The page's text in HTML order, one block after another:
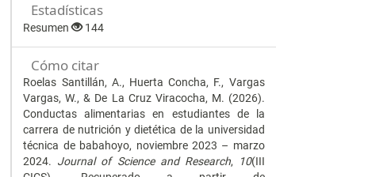
Estadísticas
Resumen 144
Cómo citar
Roelas Santillán, A., Huerta Concha, F., Vargas
Vargas, W., & De La Cruz Viracocha, M. (2026).
Conductas alimentarias en estudiantes de la
carrera de nutrición y dietética de la universidad
técnica de babahoyo, noviembre 2023 – marzo
2024. Journal of Science and Research, 10(III